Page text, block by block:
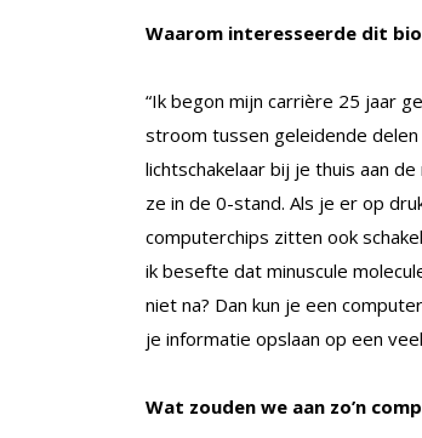
Waarom interesseerde dit
“Ik begon mijn carrière 25 jaar
stroom tussen geleidende
lichtschakelaar bij je thuis aan
ze in de 0-stand. Als je er op
computerchips zitten ook
ik besefte dat minuscule
niet na? Dan kun je een
je informatie opslaan op een
Wat zouden we aan zo’n